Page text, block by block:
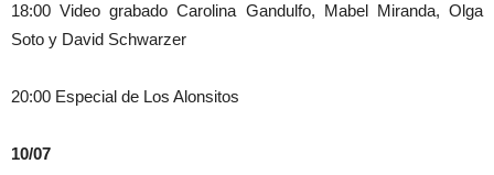
18:00 Video grabado Carolina Gandulfo, Mabel Miranda, Olga
Soto y David Schwarzer
20:00 Especial de Los Alonsitos
10/07